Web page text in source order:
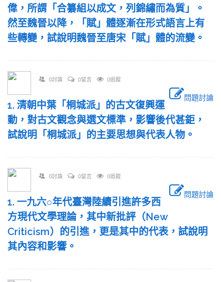
偉，所謂「合纂組以成文，列錦繡而為質」。
然至魏晉以降，「賦」體逐漸在形式語言上有
些轉變，試說明魏晉至唐宋「賦」體的流變。
0討論 0留言 0追蹤
問題討論
1. 清朝中葉「桐城派」的古文復興運
動，對古文觀念與選文標準，影響後代甚鉅，
試說明「桐城派」的主要思想與代表人物。
0討論 0留言 0追蹤
問題討論
1. 一九六○年代臺灣陸續引進許多西
方現代文學理論，其中新批評（New
Criticism）的引進，更是其中的代表，試說明
其內容和影響。